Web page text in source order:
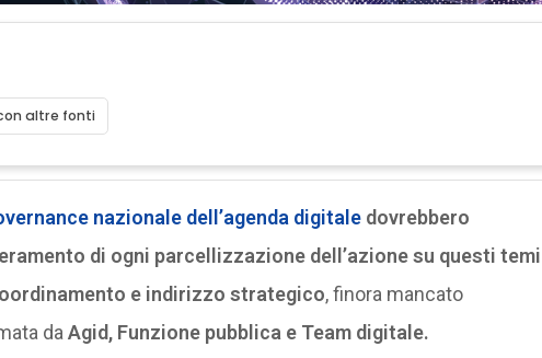
altre fonti
nazionale dell’agenda digitaledovrebbero
di ogni parcellizzazione dell’azione su questi temi
e indirizzo strategico, finora mancato
da Agid, Funzione pubblica e Team digitale.